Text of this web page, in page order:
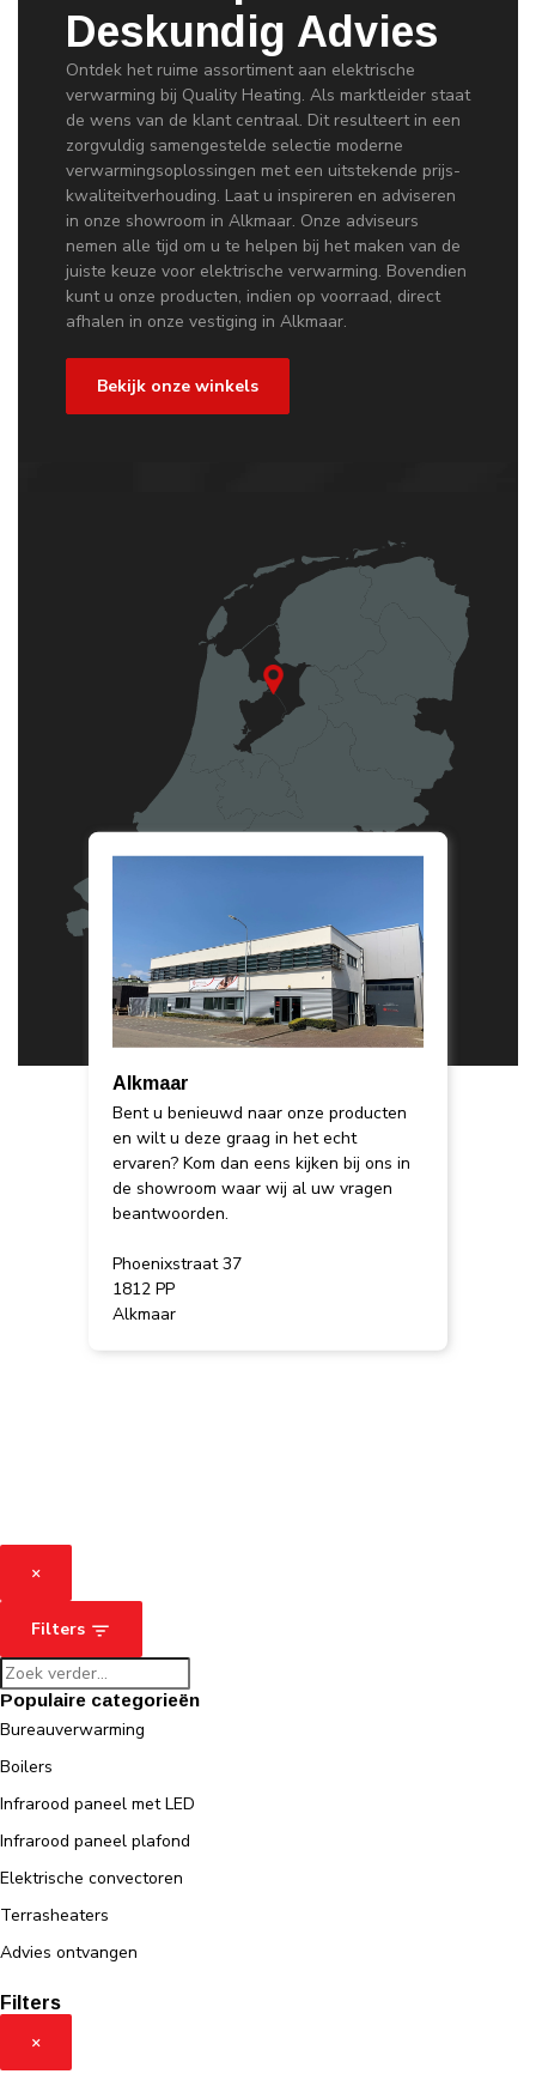
Deskundig Advies
Ontdek het ruime assortiment aan elektrische
verwarming bij Quality Heating. Als marktleider staat
de wens van de klant centraal. Dit resulteert in een
zorgvuldig samengestelde selectie moderne
verwarmingsoplossingen met een uitstekende prijs-
kwaliteitverhouding. Laat u inspireren en adviseren
in onze showroom in Alkmaar. Onze adviseurs
nemen alle tijd om u te helpen bij het maken van de
juiste keuze voor elektrische verwarming. Bovendien
kunt u onze producten, indien op voorraad, direct
afhalen in onze vestiging in Alkmaar.
Bekijk onze winkels
Alkmaar
Bent u benieuwd naar onze producten
en wilt u deze graag in het echt
ervaren? Kom dan eens kijken bij ons in
de showroom waar wij al uw vragen
beantwoorden.
Phoenixstraat 37
1812 PP
Alkmaar
×
Filters
Populaire categorieën
Bureauverwarming
Boilers
Infrarood paneel met LED
Infrarood paneel plafond
Elektrische convectoren
Terrasheaters
Advies ontvangen
Filters
×